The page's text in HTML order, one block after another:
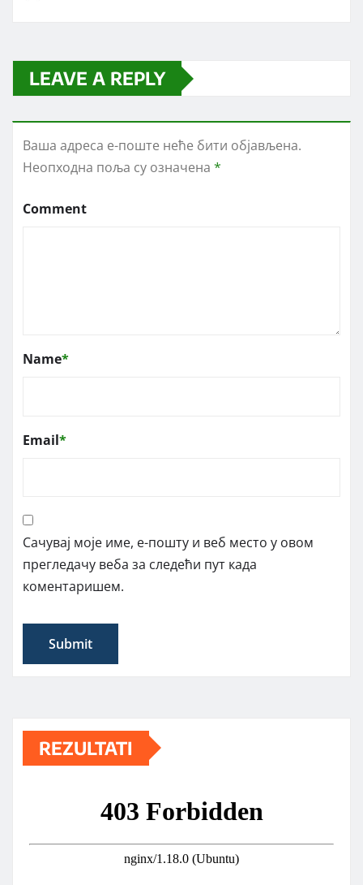
LEAVE A REPLY
Ваша адреса е-поште неће бити објављена.
Неопходна поља су означена *
Comment
Name*
Email*
Сачувај моје име, е-пошту и веб место у овом
прегледачу веба за следећи пут када
коментаришем.
REZULTATI